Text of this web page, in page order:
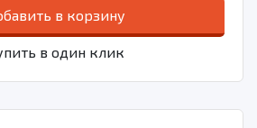
в корзину
в один клик